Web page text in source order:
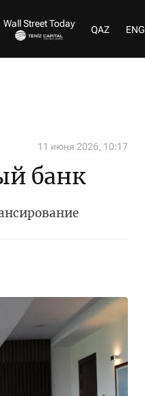
Wall Street Today
QAZ ENG
11 июня 2026, 10:17
банк